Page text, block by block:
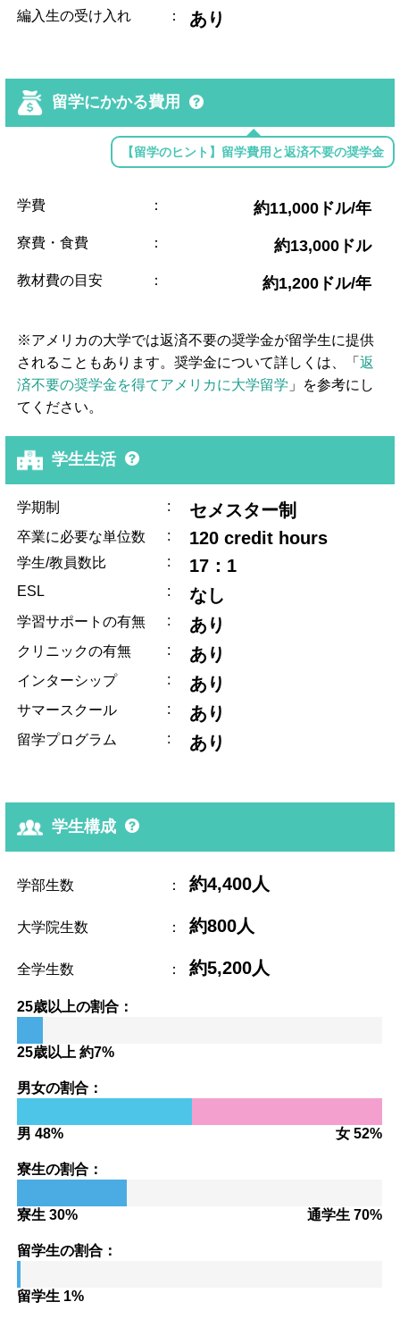
編入生の受け入れ ： あり
留学にかかる費用
【留学のヒント】留学費用と返済不要の奨学金
学費 ： 約11,000ドル/年
寮費・食費 ： 約13,000ドル
教材費の目安 ： 約1,200ドル/年
※アメリカの大学では返済不要の奨学金が留学生に提供
されることもあります。奨学金について詳しくは、「返
済不要の奨学金を得てアメリカに大学留学 」を参考にし
てください。
学生生活
学期制 : セメスター制
卒業に必要な単位数 : 120 credit hours
学生/教員数比 : 17：1
ESL : なし
学習サポートの有無 : あり
クリニックの有無 : あり
インターシップ : あり
サマースクール : あり
留学プログラム : あり
学生構成
学部生数 ： 約4,400人
大学院生数 ： 約800人
全学生数 ： 約5,200人
25歳以上の割合：
25歳以上 約7%
男女の割合：
男 48% 女 52%
寮生の割合：
寮生 30% 通学生 70%
留学生の割合：
留学生 1%